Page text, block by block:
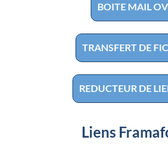
BOITE MAIL
TRANSFERT DE
REDUCTEUR DE
Liens